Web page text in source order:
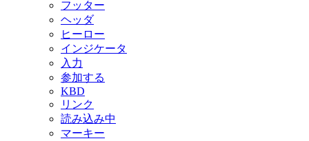
フッター
ヘッダ
ヒーロー
インジケータ
入力
参加する
KBD
リンク
読み込み中
マーキー